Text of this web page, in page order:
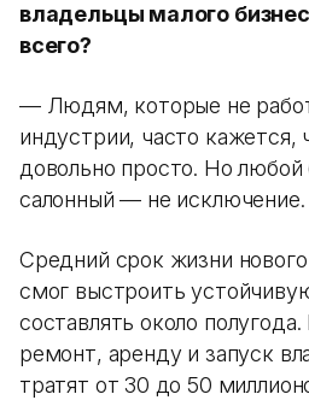
владельцы малого
всего?
— Людям, которые не
индустрии, часто кажется,
довольно просто. Но любой
салонный — не исключение.
Средний срок жизни
смог выстроить
составлять около
ремонт, аренду и запуск
тратят от 30 до 50